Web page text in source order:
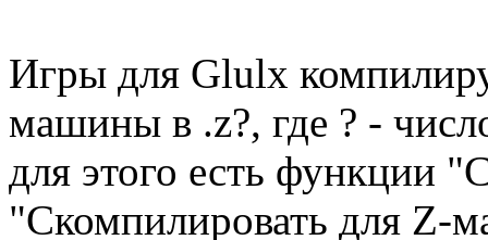
Игры для Glulx
машины в .z?, где ? -
для этого есть функции
"Скомпилировать для Z-